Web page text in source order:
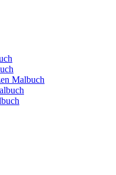
Malbuch